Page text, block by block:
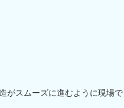
がスムーズに進むように現場で